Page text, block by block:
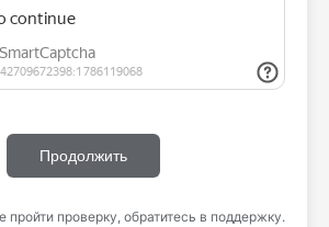
Продолжить
проверку, обратитесь в поддержку.